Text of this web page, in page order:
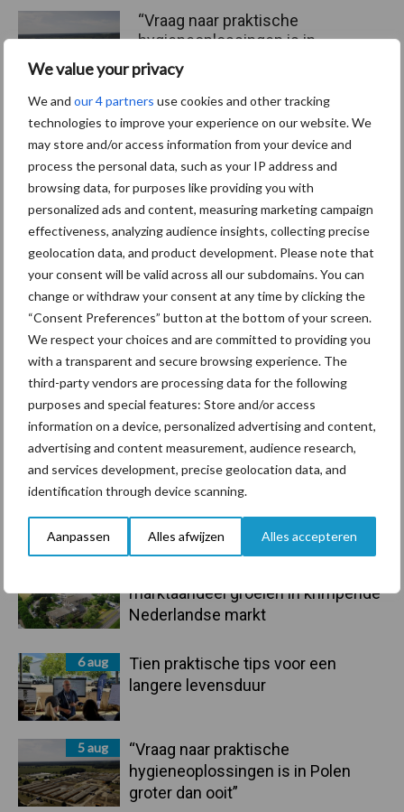
We value your privacy
We and our 4 partners use cookies and other tracking
technologies to improve your experience on our website. We
may store and/or access information from your device and
process the personal data, such as your IP address and
browsing data, for purposes like providing you with
personalized ads and content, measuring marketing campaign
effectiveness, analyzing audience insights, collecting precise
geolocation data, and product development. Please note that
your consent will be valid across all our subdomains. You can
change or withdraw your consent at any time by clicking the
“Consent Preferences” button at the bottom of your screen.
We respect your choices and are committed to providing you
with a transparent and secure browsing experience. The
third-party vendors are processing data for the following
purposes and special features: Store and/or access
information on a device, personalized advertising and content,
advertising and content measurement, audience research,
and services development, precise geolocation data, and
identification through device scanning.
Aanpassen Alles afwijzen Alles accepteren
Sidebar
Recent nieuws Partner nieuws
marktaandeel groeien in krimpende
Nederlandse markt
6 aug
Tien praktische tips voor een
langere levensduur
5 aug
“Vraag naar praktische
hygieneoplossingen is in Polen
groter dan ooit”
“Vraag naar praktische
hygieneoplossingen is in
Polen groter dan ooit”
Themapagina's
Diergezondheid Bemesting Fokkerij
Bedrijfsnieuws
Ligbox &
Voerhekken
Toon meer